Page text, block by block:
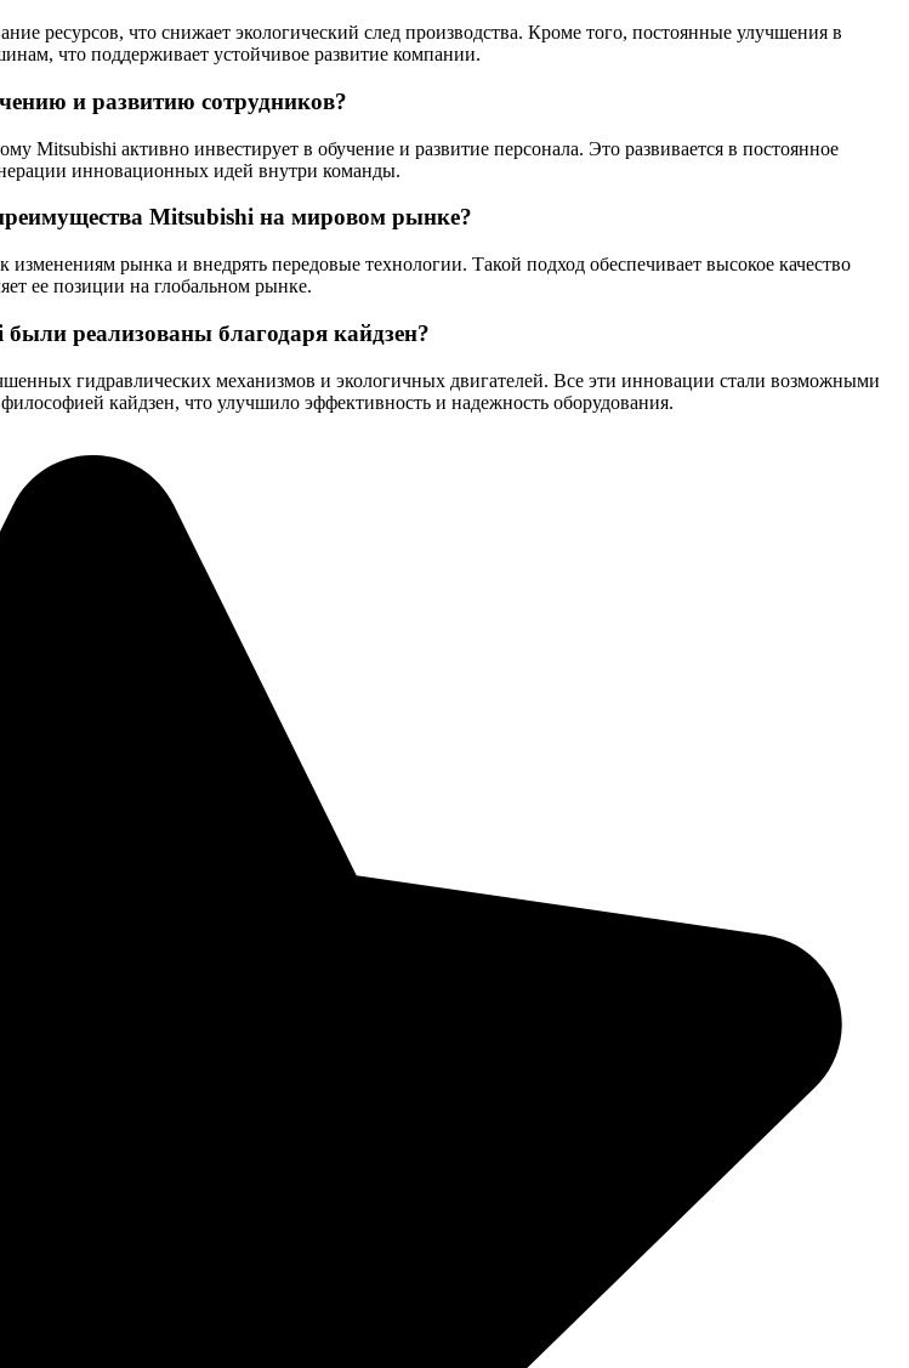
ресурсов, что снижает экологический след производства. Кроме того, постоянные улучшения в
что поддерживает устойчивое развитие компании.
и развитию сотрудников?
Mitsubishi активно инвестирует в обучение и развитие персонала. Это развивается в постоянное
инновационных идей внутри команды.
Mitsubishi на мировом рынке?
рынка и внедрять передовые технологии. Такой подход обеспечивает высокое качество
ее позиции на глобальном рынке.
реализованы благодаря кайдзен?
гидравлических механизмов и экологичных двигателей. Все эти инновации стали возможными
кайдзен, что улучшило эффективность и надежность оборудования.